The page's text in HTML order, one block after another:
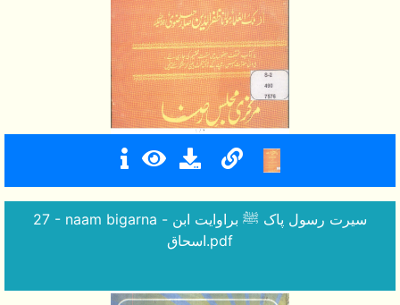
27 - naam bigarna - سیرت رسول پاک ﷺ براوایت ابن
اسحاق.pdf